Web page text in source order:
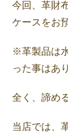
今回、革財
ケースをお
※革製品は
った事はあ
全く、諦め
当店では、